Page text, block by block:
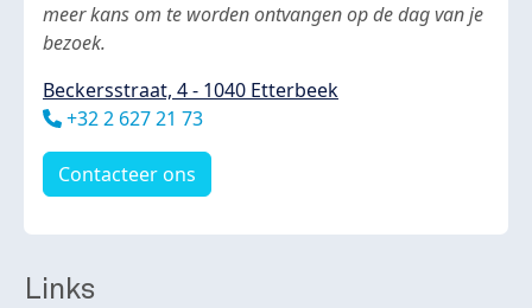
meer kans om te worden ontvangen op de dag van je
bezoek.
Beckersstraat, 4 - 1040 Etterbeek
Téléphone
+32 2 627 21 73
Contacteer ons
Links